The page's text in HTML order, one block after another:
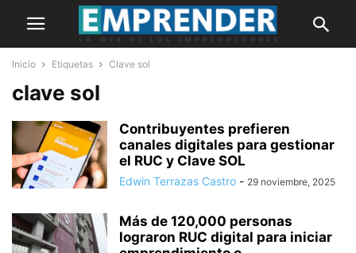
Inicio Etiquetas Clave sol
clave sol
Contribuyentes prefieren
canales digitales para gestionar
el RUC y Clave SOL
Edwin Terrazas Castro - 29 noviembre, 2025
Más de 120,000 personas
lograron RUC digital para iniciar